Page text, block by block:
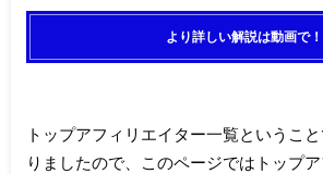
より詳しい解説は動画で！
トップアフィリエイター一覧というこ
りましたので、このページではトップ